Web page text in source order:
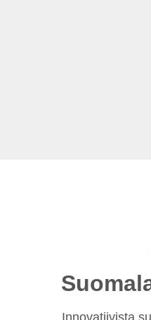
Innovatiivista